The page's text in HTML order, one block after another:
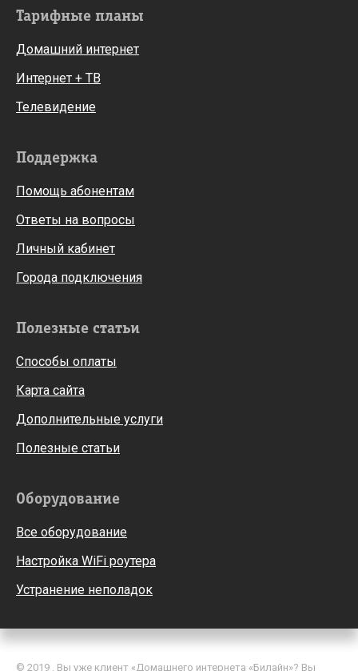
Тарифные планы
Домашний интернет
Интернет + ТВ
Телевидение
Поддержка
Помощь абонентам
Ответы на вопросы
Личный кабинет
Города подключения
Полезные статьи
Способы оплаты
Карта сайта
Дополнительные услуги
Полезные статьи
Оборудование
Все оборудование
Настройка WiFi роутера
Устранение неполадок
© 2019 . Вы уже клиент «Домашнего интернета «Билайн»? Вы